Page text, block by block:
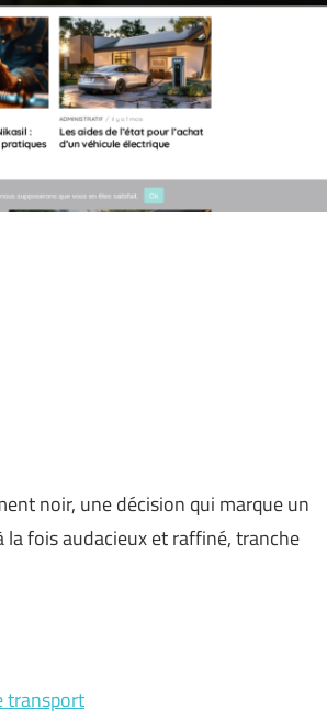
noir, une décision qui marque un
la fois audacieux et raffiné, tranche
transport